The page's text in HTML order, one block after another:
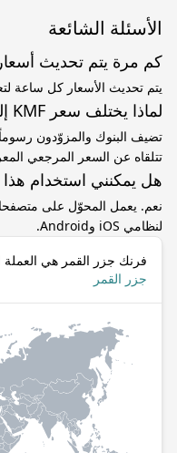
الأسئلة الشائعة
كم مرة يتم تحديث
يتم تحديث الأسعار كل ساعة
لماذا يختلف سعر KMF إلى LUNA عن سعر البنك؟
تضيف البنوك والمزوّدون
تتلقاه عن السعر المرجعي
هل يمكنني استخدام
نعم. يعمل المحوّل على
لنظامي iOS وAndroid.
فرنك جزر القمر هي العملة
جزر القمر